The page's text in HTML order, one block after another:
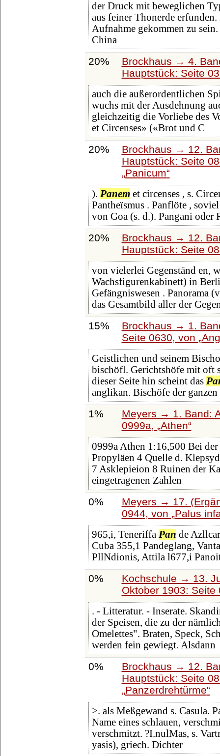
der Druck mit beweglichen
aus feiner Thonerde
Aufnahme gekommen zu
China
20%
Brockhaus → 4.
Hauptstück: Seite
auch die außerordentlichen
wuchs mit der Ausdehnung
gleichzeitig die Vorliebe des
et Circenses» («Brot und C
20%
Brockhaus → 12.
Hauptstück: Seite
Panicum
). Panemet circenses , s.
Pantheïsmus . Panflöte ,
von Goa (s. d.). Pangani
20%
Brockhaus → 12.
Hauptstück: Seite
von vielerlei Gegenständ en,
Wachsfigurenkabinett) in
Gefängniswesen . Panorama
das Gesamtbild aller der
15%
Brockhaus → 1.
Seite 0630, von
Geistlichen und seinem
bischöfl. Gerichtshöfe mit oft
dieser Seite hin scheint das
anglikan. Bischöfe der
1%
Meyers → 1. Band:
0999a,
Athen
0999a Athen 1:16,500 Bei
Propyläen 4 Quelle d.
7 Asklepieion 8 Ruinen der
eingetragenen Zahlen
0%
Meyers → 17.
0944, von Palus
965,i, Teneriffa Pan de
Cuba 355,1 Pandeglang,
PllNdionis, Attila l677,i
0%
Kochschule → 13.
Oktober 1903:
. - Litteratur. - Inserate.
der Speisen, die zu der
Omelettes". Braten, Speck,
werden fein gewiegt. Alsdann
0%
Brockhaus → 12.
Hauptstück: Seite
Panzerdrehtürme
>. als Meßgewand s. Casula.
Name eines schlauen,
verschmitzt. ?I.nulMas, s.
yasis), griech. Dichter